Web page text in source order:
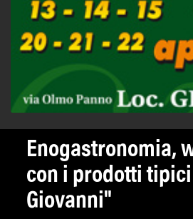
Enogastronomia,
con i prodotti
Giovanni"